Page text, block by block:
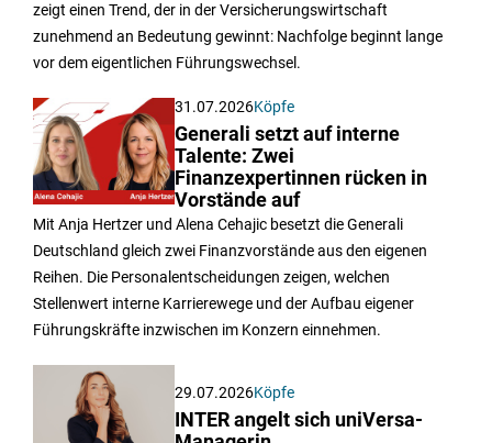
zeigt einen Trend, der in der Versicherungswirtschaft
zunehmend an Bedeutung gewinnt: Nachfolge beginnt lange
vor dem eigentlichen Führungswechsel.
31.07.2026Köpfe
Generali setzt auf interne
Talente: Zwei
Finanzexpertinnen rücken in
Vorstände auf
Mit Anja Hertzer und Alena Cehajic besetzt die Generali
Deutschland gleich zwei Finanzvorstände aus den eigenen
Reihen. Die Personalentscheidungen zeigen, welchen
Stellenwert interne Karrierewege und der Aufbau eigener
Führungskräfte inzwischen im Konzern einnehmen.
29.07.2026Köpfe
INTER angelt sich uniVersa-